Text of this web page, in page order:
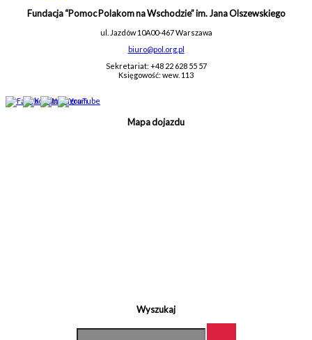
Fundacja “Pomoc Polakom na Wschodzie” im. Jana Olszewskiego
ul. Jazdów 10A00-467 Warszawa
biuro@pol.org.pl
Sekretariat: +48 22 628 55 57
Księgowość: wew. 113
Mapa dojazdu
Wyszukaj